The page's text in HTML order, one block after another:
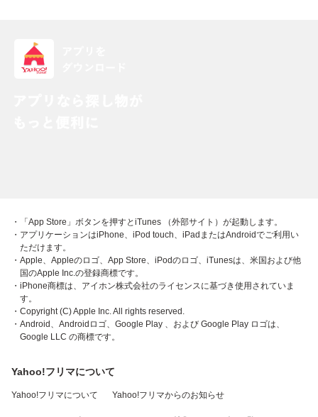
・「App Store」ボタンを押すとiTunes （外部サイト）が起動します。
・アプリケーションはiPhone、iPod touch、iPadまたはAndroidでご利用い
ただけます。
・Apple、Appleのロゴ、App Store、iPodのロゴ、iTunesは、米国および他
国のApple Inc.の登録商標です。
・iPhone商標は、アイホン株式会社のライセンスに基づき使用されていま
す。
・Copyright (C) Apple Inc. All rights reserved.
・Android、Androidロゴ、Google Play 、および Google Play ロゴは、
Google LLC の商標です。
Yahoo!フリマについて
Yahoo!フリマについて Yahoo!フリマからのお知らせ